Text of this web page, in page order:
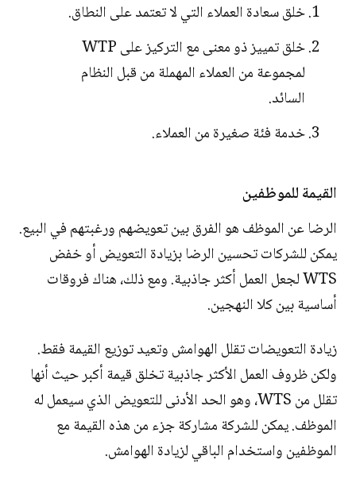
خلق سعادة العملاء التي لا تعتمد على النطاق.
خلق تمييز ذو معنى مع التركيز على WTP
لمجموعة من العملاء المهملة من قبل النظام
السائد.
خدمة فئة صغيرة من العملاء.
القيمة للموظفين
الرضا عن الموظف هو الفرق بين تعويضهم ورغبتهم في البيع.
يمكن للشركات تحسين الرضا بزيادة التعويض أو خفض
WTS لجعل العمل أكثر جاذبية. ومع ذلك، هناك فروقات
أساسية بين كلا النهجين.
زيادة التعويضات تقلل الهوامش وتعيد توزيع القيمة فقط.
ولكن ظروف العمل الأكثر جاذبية تخلق قيمة أكبر حيث أنها
تقلل من WTS، وهو الحد الأدنى للتعويض الذي سيعمل له
الموظف. يمكن للشركة مشاركة جزء من هذه القيمة مع
الموظفين واستخدام الباقي لزيادة الهوامش.